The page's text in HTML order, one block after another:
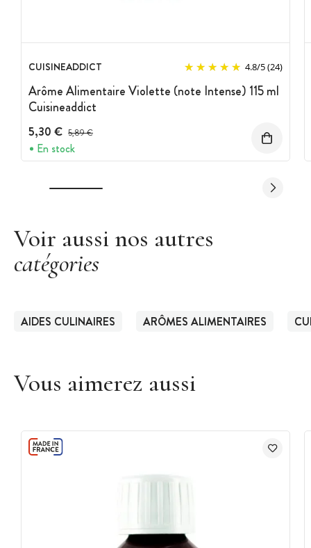
CUISINEADDICT 4.8/5(24)
Arôme Alimentaire Violette (note Intense) 115 ml
Cuisineaddict
5,30 € Prix avant réduction :
5,89 €
En stock
Voir aussi nos autres
catégories
AIDES CULINAIRES ARÔMES ALIMENTAIRES
Vous aimerez aussi